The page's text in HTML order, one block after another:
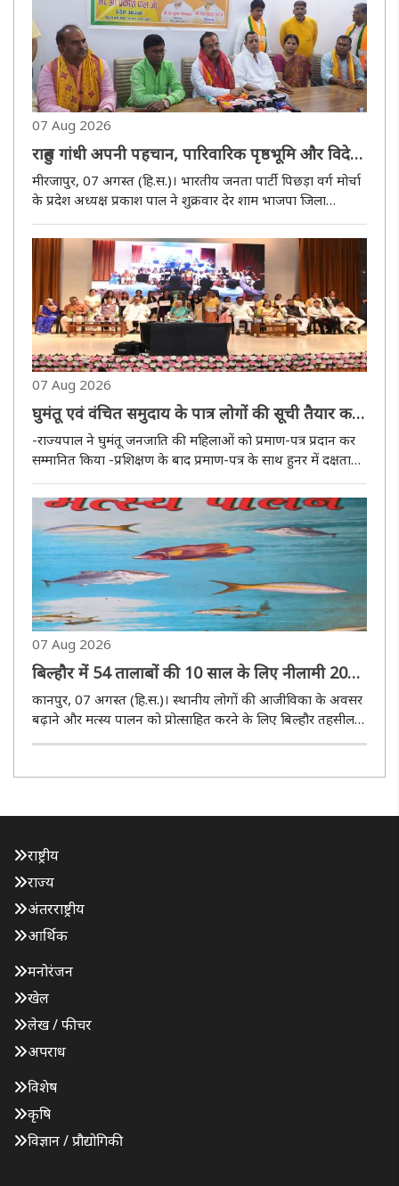
07 Aug 2026
राहुल गांधी अपनी पहचान, पारिवारिक पृष्ठभूमि और विदेश
यात्राओं पर दें जवाब : प्रकाश पाल
मीरजापुर, 07 अगस्त (हि.स.)। भारतीय जनता पार्टी पिछड़ा वर्ग मोर्चा
के प्रदेश अध्यक्ष प्रकाश पाल ने शुक्रवार देर शाम भाजपा जिला
कार्यालय, बरौधा कचार में आयोजित प्रेसवार्ता में कांग्रेस, राहुल गांधी
और समाजवादी पार्टी पर जमकर निशाना साधा। उन्होंने ..
07 Aug 2026
घुमंतू एवं वंचित समुदाय के पात्र लोगों की सूची तैयार कर
उन्हें सरकारी योजनाओं से जोड़ा जाए : आनंदीबेन पटेल
-राज्यपाल ने घुमंतू जनजाति की महिलाओं को प्रमाण-पत्र प्रदान कर
सम्मानित किया -प्रशिक्षण के बाद प्रमाण-पत्र के साथ हुनर में दक्षता
जरूरी, तभी मिलेगा रोजगार और आजीविका का स्थायी आधार
लखनऊ, 07 अगस्त (हि.स.)। उत्तर प्रदेश के राज्यपाल आनंदीबेन
पटेल ..
07 Aug 2026
बिल्हौर में 54 तालाबों की 10 साल के लिए नीलामी 20
अगस्त को : मनीष कुमार
कानपुर, 07 अगस्त (हि.स.)। स्थानीय लोगों की आजीविका के अवसर
बढ़ाने और मत्स्य पालन को प्रोत्साहित करने के लिए बिल्हौर तहसील
क्षेत्र के 54 तालाबों, पोखरों, जलाशयों एवं जल प्रणालियों का 10
उपजिलाधिका..
राष्ट्रीय
राज्य
अंतरराष्ट्रीय
आर्थिक
मनोरंजन
खेल
लेख / फीचर
अपराध
विशेष
कृषि
विज्ञान / प्रौद्योगिकी